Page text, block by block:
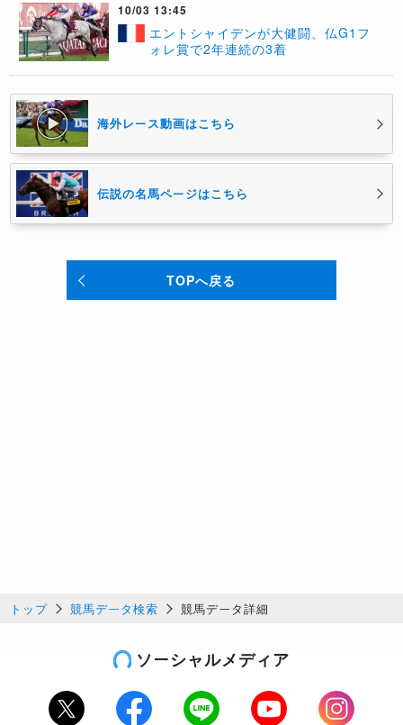
10/03 13:45
​エントシャイデンが大健闘、仏G1フ
ォレ賞で2年連続の3着
海外レース動画はこちら
伝説の名馬ページはこちら
TOPへ戻る
トップ 競馬データ検索 競馬データ詳細
ソーシャルメディア